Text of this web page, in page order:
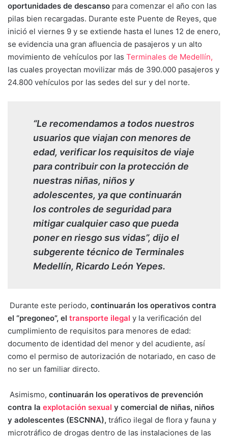
oportunidades de descanso para comenzar el año con las
pilas bien recargadas. Durante este Puente de Reyes, que
inició el viernes 9 y se extiende hasta el lunes 12 de enero,
se evidencia una gran afluencia de pasajeros y un alto
movimiento de vehículos por las Terminales de Medellín,
las cuales proyectan movilizar más de 390.000 pasajeros y
24.800 vehículos por las sedes del sur y del norte.
“Le recomendamos a todos nuestros
usuarios que viajan con menores de
edad, verificar los requisitos de viaje
para contribuir con la protección de
nuestras niñas, niños y
adolescentes, ya que continuarán
los controles de seguridad para
mitigar cualquier caso que pueda
poner en riesgo sus vidas”, dijo el
subgerente técnico de Terminales
Medellín, Ricardo León Yepes.
Durante este periodo, continuarán los operativos contra
el “pregoneo”, el transporte ilegal y la verificación del
cumplimiento de requisitos para menores de edad:
documento de identidad del menor y del acudiente, así
como el permiso de autorización de notariado, en caso de
no ser un familiar directo.
Asimismo, continuarán los operativos de prevención
contra la explotación sexual y comercial de niñas, niños
y adolescentes (ESCNNA), tráfico ilegal de flora y fauna y
microtráfico de drogas dentro de las instalaciones de las